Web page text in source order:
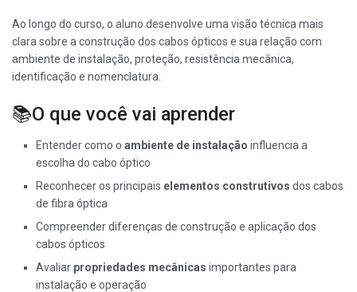
Ao longo do curso, o aluno desenvolve uma visão técnica mais
clara sobre a construção dos cabos ópticos e sua relação com
ambiente de instalação, proteção, resistência mecânica,
identificação e nomenclatura.
📚O que você vai aprender
Entender como o ambiente de instalação influencia a
escolha do cabo óptico
Reconhecer os principais elementos construtivos dos cabos
de fibra óptica
Compreender diferenças de construção e aplicação dos
cabos ópticos
Avaliar propriedades mecânicas importantes para
instalação e operação